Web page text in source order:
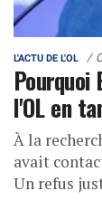
L'ACTU DE L'OL
l'OL en
À la
avait
Un refus